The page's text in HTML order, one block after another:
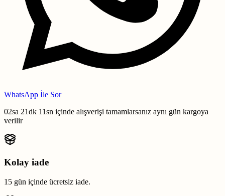
WhatsApp İle Sor
02sa 21dk 10sn içinde alışverişi tamamlarsanızaynı gün kargoya
verilir
Kolay iade
15 gün içinde ücretsiz iade.